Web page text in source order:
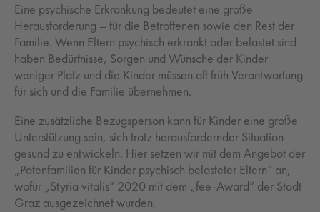
Eine psychische Erkrankung bedeutet eine große
Herausforderung – für die Betroffenen sowie den Rest der
Familie. Wenn Eltern psychisch erkrankt oder belastet sind
haben Bedürfnisse, Sorgen und Wünsche der Kinder
weniger Platz und die Kinder müssen oft früh Verantwortung
für sich und die Familie übernehmen.
Eine zusätzliche Bezugsperson kann für Kinder eine große
Unterstützung sein, sich trotz herausfordernder Situation
gesund zu entwickeln. Hier setzen wir mit dem Angebot der
„Patenfamilien für Kinder psychisch belasteter Eltern“ an,
wofür „Styria vitalis“ 2020 mit dem „fee-Award“ der Stadt
Graz ausgezeichnet wurden.